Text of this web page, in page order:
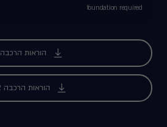
foundation required
הוראות הרכבה
הוראות הרכבה 2